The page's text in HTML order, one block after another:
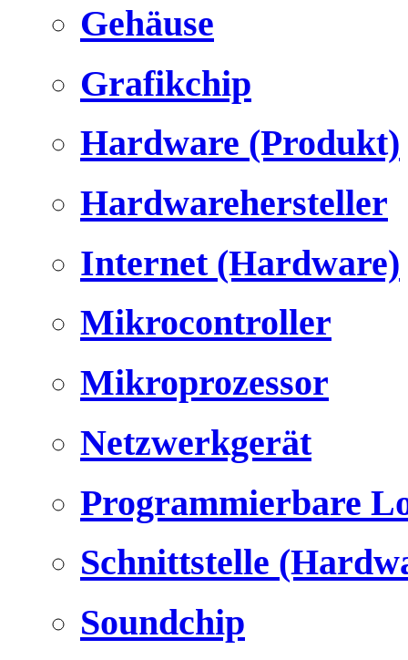
Gehäuse
Grafikchip
Hardware (Produkt)
Hardwarehersteller
Internet (Hardware)
Mikrocontroller
Mikroprozessor
Netzwerkgerät
Programmierbare
Schnittstelle
Soundchip